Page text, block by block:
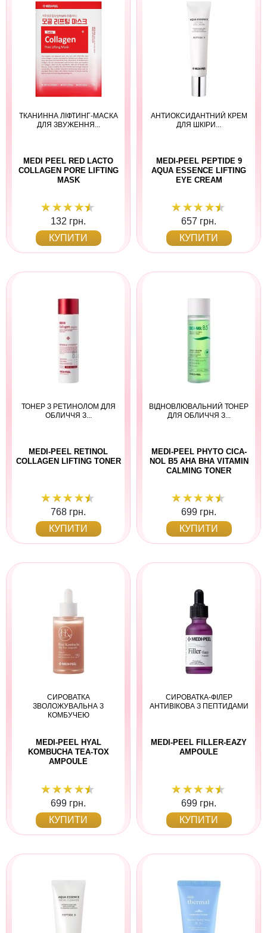
ТКАНИННА ЛІФТИНГ-МАСКА
ДЛЯ ЗВУЖЕННЯ...
MEDI PEEL RED LACTO
COLLAGEN PORE LIFTING
MASK
132 грн.
КУПИТИ
АНТИОКСИДАНТНИЙ КРЕМ
ДЛЯ ШКІРИ...
MEDI-PEEL PEPTIDE 9
AQUA ESSENCE LIFTING
EYE CREAM
657 грн.
КУПИТИ
ТОНЕР З РЕТИНОЛОМ ДЛЯ
ОБЛИЧЧЯ З...
MEDI-PEEL RETINOL
COLLAGEN LIFTING TONER
768 грн.
КУПИТИ
ВІДНОВЛЮВАЛЬНИЙ ТОНЕР
ДЛЯ ОБЛИЧЧЯ З...
MEDI-PEEL PHYTO CICA-
NOL B5 AHA BHA VITAMIN
CALMING TONER
699 грн.
КУПИТИ
СИРОВАТКА
ЗВОЛОЖУВАЛЬНА З
КОМБУЧЕЮ
MEDI-PEEL HYAL
KOMBUCHA TEA-TOX
AMPOULE
699 грн.
КУПИТИ
СИРОВАТКА-ФІЛЕР
АНТИВІКОВА З ПЕПТИДАМИ
MEDI-PEEL FILLER-EAZY
AMPOULE
699 грн.
КУПИТИ